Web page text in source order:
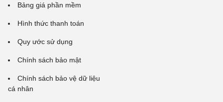
Bảng giá phần mềm
Hình thức thanh toán
Quy ước sử dụng
Chính sách bảo mật
Chính sách bảo vệ dữ liệu
cá nhân